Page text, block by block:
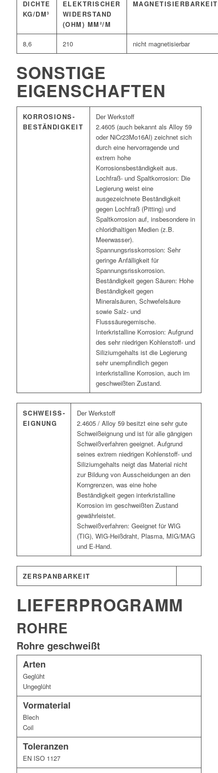
DICHTE
KG/DM³
ELEKTRISCHER
WIDERSTAND
(OHM) MM²/M
MAGNETISIERBARKEIT
8,6 210 nicht magnetisierbar
SONSTIGE
EIGENSCHAFTEN
KORROSIONS­
BESTÄNDIGKEIT
Der Werkstoff
2.4605 (auch bekannt als Alloy 59
oder NiCr23Mo16Al) zeichnet sich
durch eine hervorragende und
extrem hohe
Korrosionsbeständigkeit aus.
Lochfraß- und Spaltkorrosion: Die
Legierung weist eine
ausgezeichnete Beständigkeit
gegen Lochfraß (Pitting) und
Spaltkorrosion auf, insbesondere in
chloridhaltigen Medien (z.B.
Meerwasser).
Spannungsrisskorrosion: Sehr
geringe Anfälligkeit für
Spannungsrisskorrosion.
Beständigkeit gegen Säuren: Hohe
Beständigkeit gegen
Mineralsäuren, Schwefelsäure
sowie Salz- und
Flusssäuregemische.
Interkristalline Korrosion: Aufgrund
des sehr niedrigen Kohlenstoff- und
Siliziumgehalts ist die Legierung
sehr unempfindlich gegen
interkristalline Korrosion, auch im
geschweißten Zustand.
SCHWEISS­E
IGNUNG
Der Werkstoff
2.4605 / Alloy 59 besitzt eine sehr gute
Schweißeignung und ist für alle gängigen
Schweißverfahren geeignet. Aufgrund
seines extrem niedrigen Kohlenstoff- und
Siliziumgehalts neigt das Material nicht
zur Bildung von Ausscheidungen an den
Korngrenzen, was eine hohe
Beständigkeit gegen interkristalline
Korrosion im geschweißten Zustand
gewährleistet.
Schweißverfahren: Geeignet für WIG
(TIG), WIG-Heißdraht, Plasma, MIG/MAG
und E-Hand.
ZERSPANBARKEIT
LIEFERPROGRAMM
ROHRE
Rohre geschweißt
Arten
Geglüht
Ungeglüht
Vormaterial
Blech
Coil
Toleranzen
EN ISO 1127